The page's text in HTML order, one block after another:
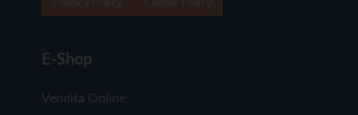
E-Shop
Vendita Online